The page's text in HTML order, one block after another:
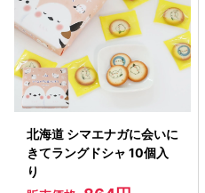
北海道 シマエナガに会いに
きてラングドシャ 10個入
り